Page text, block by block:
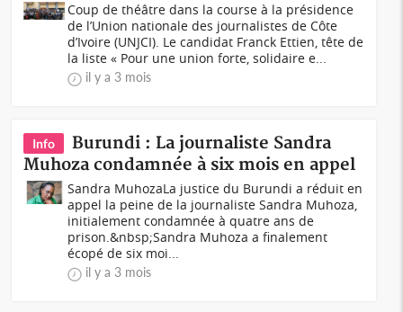
Coup de théâtre dans la course à la présidence
de l’Union nationale des journalistes de Côte
d’Ivoire (UNJCI). Le candidat Franck Ettien, tête de
la liste « Pour une union forte, solidaire e...
il y a 3 mois
Info
Burundi : La journaliste Sandra
Muhoza condamnée à six mois en appel
Sandra MuhozaLa justice du Burundi a réduit en
appel la peine de la journaliste Sandra Muhoza,
initialement condamnée à quatre ans de
prison.&nbsp;Sandra Muhoza a finalement
écopé de six moi...
il y a 3 mois